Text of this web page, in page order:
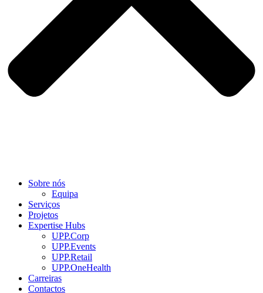
Sobre nós
Equipa
Serviços
Projetos
Expertise Hubs
UPP.Corp
UPP.Events
UPP.Retail
UPP.OneHealth
Carreiras
Contactos